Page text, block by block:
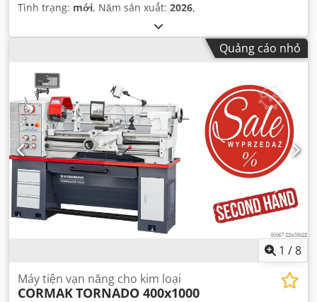
Tình trạng: mới, Năm sản xuất: 2026,
Quảng cáo nhỏ
1 /8
Máy tiện vạn năng cho kim loại
CORMAKTORNADO 400x1000